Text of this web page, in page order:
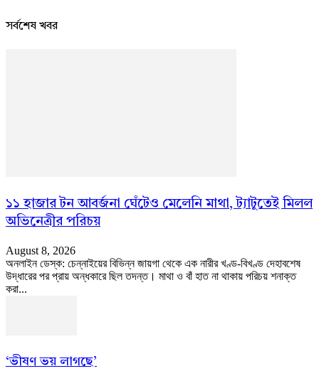
সর্বশেষ খবর
১১ হাজার টন আবর্জনা ঘেঁটেও মেলেনি মাথা, ট্যাটুতেই মিলল
অভিনেত্রীর পরিচয়
August 8, 2026
অনলাইন ডেস্ক: চেন্নাইয়ের বিভিন্ন জায়গা থেকে এক নারীর খণ্ড-বিখণ্ড দেহাবশেষ
উদ্ধারের পর প্রায় অন্ধকারে ছিল তদন্ত। মাথা ও বাঁ হাত না থাকায় পরিচয় শনাক্ত
করা...
‘ভীষণ ভয় লাগছে’